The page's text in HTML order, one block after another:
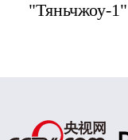
"Тяньчжоу-1"